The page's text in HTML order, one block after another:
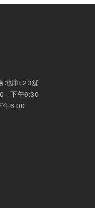
地庫L23舖
- 下午6:30
午6:00